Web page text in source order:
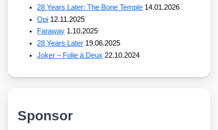
28 Years Later: The Bone Temple 14.01.2026
Opi 12.11.2025
Faraway 1.10.2025
28 Years Later 19.06.2025
Joker – Folie à Deux 22.10.2024
Sponsor